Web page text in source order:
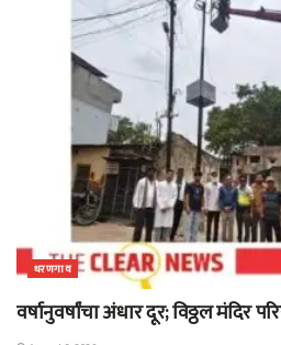
धरणगाव
वर्षानुवर्षांचा अंधार दूर; विठ्ठल मंदिर